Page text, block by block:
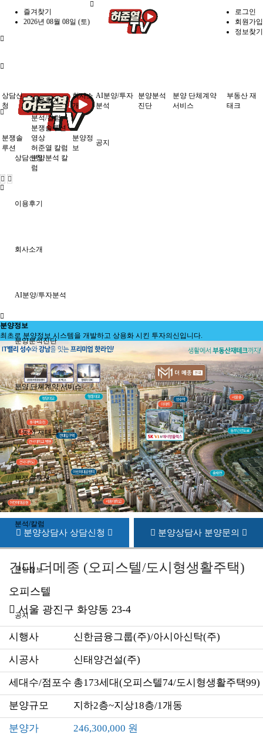
즐겨찾기
2026년 08월 08일 (토)
로그인
회원가입
정보찾기
상담신청
이용후기
회사소개
AI분양/투자분석
분양분석진단
분양 단체계약 서비스
부동산 재태크
분쟁솔루션
분석/칼럼
분양정보
공지
상담신
청
이용후기
회사소
개
AI분양/투자
분석
분양분석
진단
분양 단체계약
서비스
부동산 재
태크
분쟁솔
루션
분석/칼럼
분쟁솔루션
영상
허준열 칼럼
분양분석 칼
럼
분양정
보
공지
분양정보
최초로 분양정보 시스템을 개발하고 상용화 시킨 투자의신입니다.
분양상담사 상담신청 분양상담사 분양문의
건대 더메종 (오피스텔/도시형생활주택)
오피스텔
서울 광진구 화양동 23-4
시행사 신한금융그룹(주)/아시아신탁(주)
시공사 신태양건설(주)
세대수/점포수 총173세대(오피스텔74/도시형생활주택99)
분양규모 지하2층~지상18층/1개동
분양가 246,300,000 원